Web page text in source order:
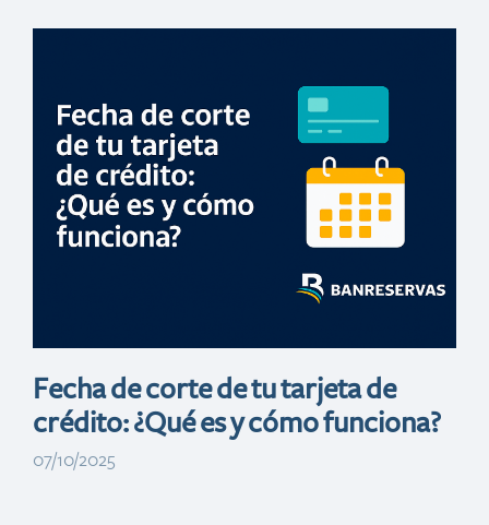
(San Valentin)
Fecha de corte de tu tarjeta de
crédito: ¿Qué es y cómo funciona?
07/10/2025